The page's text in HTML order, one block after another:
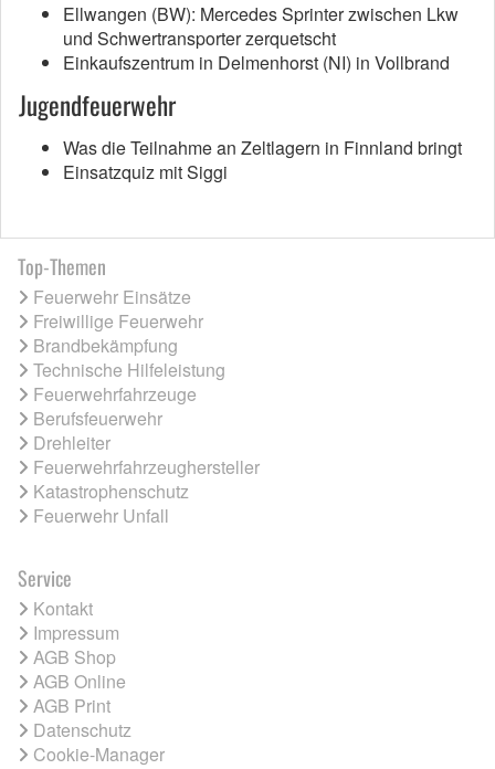
Ellwangen (BW): Mercedes Sprinter zwischen Lkw
und Schwertransporter zerquetscht
Einkaufszentrum in Delmenhorst (NI) in Vollbrand
Jugendfeuerwehr
Was die Teilnahme an Zeltlagern in Finnland bringt
Einsatzquiz mit Siggi
Top-Themen
Feuerwehr Einsätze
Freiwillige Feuerwehr
Brandbekämpfung
Technische Hilfeleistung
Feuerwehrfahrzeuge
Berufsfeuerwehr
Drehleiter
Feuerwehrfahrzeughersteller
Katastrophenschutz
Feuerwehr Unfall
Service
Kontakt
Impressum
AGB Shop
AGB Online
AGB Print
Datenschutz
Cookie-Manager